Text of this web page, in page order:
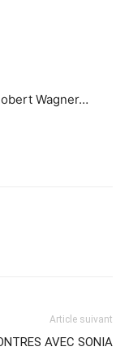
Wagner…
Article suivant
AVEC SONIA